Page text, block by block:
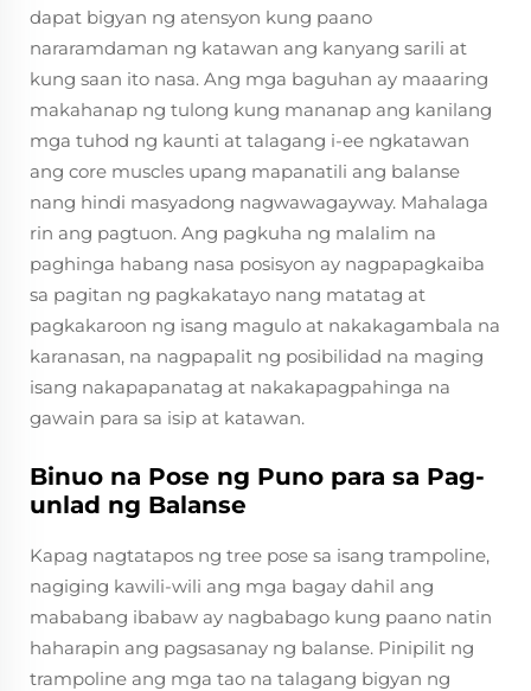
dapat bigyan ng atensyon kung paano
nararamdaman ng katawan ang kanyang sarili at
kung saan ito nasa. Ang mga baguhan ay maaaring
makahanap ng tulong kung mananap ang kanilang
mga tuhod ng kaunti at talagang i-ee ngkatawan
ang core muscles upang mapanatili ang balanse
nang hindi masyadong nagwawagayway. Mahalaga
rin ang pagtuon. Ang pagkuha ng malalim na
paghinga habang nasa posisyon ay nagpapagkaiba
sa pagitan ng pagkakatayo nang matatag at
pagkakaroon ng isang magulo at nakakagambala na
karanasan, na nagpapalit ng posibilidad na maging
isang nakapapanatag at nakakapagpahinga na
gawain para sa isip at katawan.
Binuo na Pose ng Puno para sa Pag-
unlad ng Balanse
Kapag nagtatapos ng tree pose sa isang trampoline,
nagiging kawili-wili ang mga bagay dahil ang
mababang ibabaw ay nagbabago kung paano natin
haharapin ang pagsasanay ng balanse. Pinipilit ng
trampoline ang mga tao na talagang bigyan ng